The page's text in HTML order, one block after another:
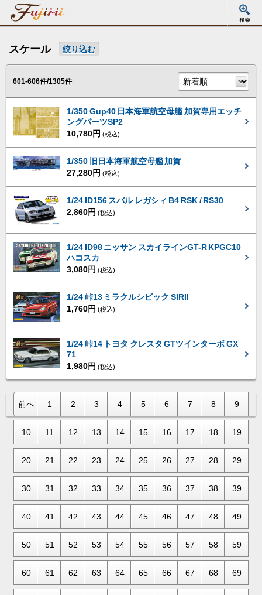
スケール 絞り込む
601-606件/1305件
1/350 Gup40 日本海軍航空母艦 加賀専用エッチ
ングパーツSP2
10,780円 (税込)
1/350 旧日本海軍航空母艦 加賀
27,280円 (税込)
1/24 ID156 スバル レガシィ B4 RSK / RS30
2,860円 (税込)
1/24 ID98 ニッサン スカイラインGT-R KPGC10
ハコスカ
3,080円 (税込)
1/24 峠13 ミラクルシビック SIRII
1,760円 (税込)
1/24 峠14 トヨタ クレスタ GTツインターボ GX
71
1,980円 (税込)
前へ 1 2 3 4 5 6 7 8 9
10 11 12 13 14 15 16 17 18 19
20 21 22 23 24 25 26 27 28 29
30 31 32 33 34 35 36 37 38 39
40 41 42 43 44 45 46 47 48 49
50 51 52 53 54 55 56 57 58 59
60 61 62 63 64 65 66 67 68 69